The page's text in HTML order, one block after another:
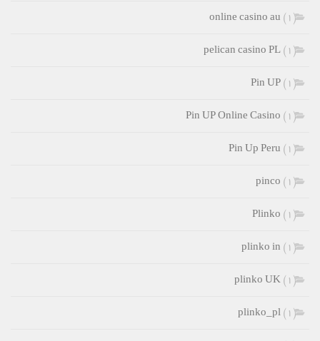
online casino au (1)
pelican casino PL(1)
Pin UP(1)
Pin UP Online Casino (1)
Pin Up Peru (1)
pinco (1)
Plinko (1)
plinko in (1)
plinko UK(1)
plinko_pl(1)